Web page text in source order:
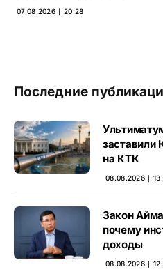
07.08.2026 ∣ 20:28
Последние
заставили
на КТК
08.08.2026 ∣
Закон
почему
доходы
08.08.2026 ∣